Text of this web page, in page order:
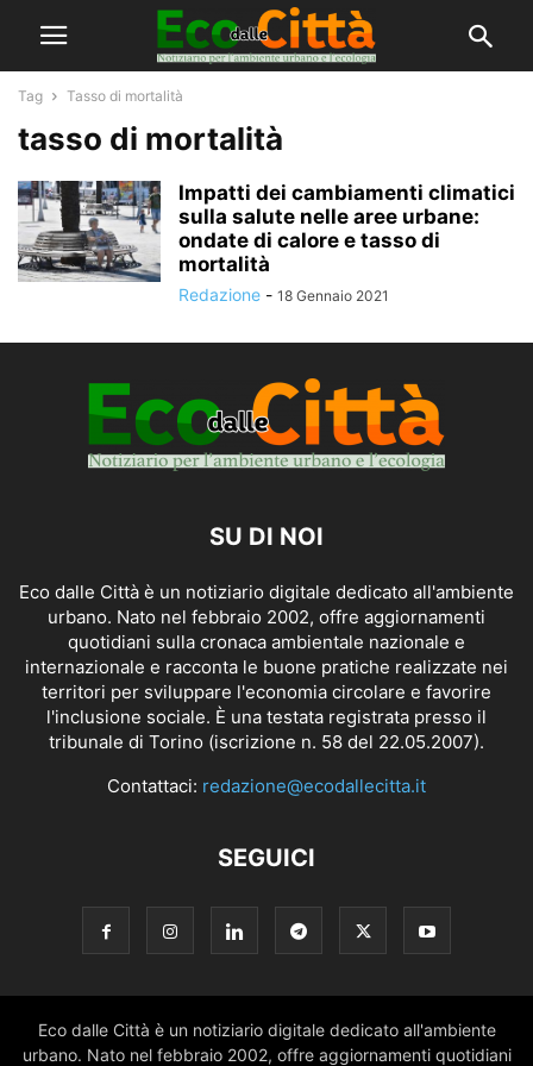
Tag Tasso di mortalità
tasso di mortalità
Impatti dei cambiamenti climatici
sulla salute nelle aree urbane:
ondate di calore e tasso di
mortalità
Redazione - 18 Gennaio 2021
SU DI NOI
Eco dalle Città è un notiziario digitale dedicato all'ambiente
urbano. Nato nel febbraio 2002, offre aggiornamenti
quotidiani sulla cronaca ambientale nazionale e
internazionale e racconta le buone pratiche realizzate nei
territori per sviluppare l'economia circolare e favorire
l'inclusione sociale. È una testata registrata presso il
tribunale di Torino (iscrizione n. 58 del 22.05.2007).
Contattaci: redazione@ecodallecitta.it
SEGUICI
Eco dalle Città è un notiziario digitale dedicato all'ambiente
urbano. Nato nel febbraio 2002, offre aggiornamenti quotidiani